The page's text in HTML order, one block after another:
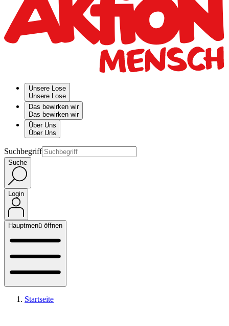
Unsere Lose
Unsere Lose
Das bewirken wir
Das bewirken wir
Über Uns
Über Uns
Suchbegriff
Suche
Login
Hauptmenü öffnen
Startseite